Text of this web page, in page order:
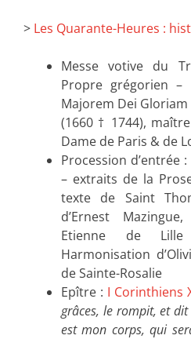
> Les Quarante-Heures :
Messe votive du
Propre grégorien –
Majorem Dei Gloriam
(1660 † 1744),
Dame de Paris & de
Procession d’entrée
– extraits de la
texte de Saint
d’Ernest
Etienne de Lille
Harmonisation
de Sainte-Rosalie
Epître : I Corinthiens
grâces, le rompit, et
est mon corps, qui